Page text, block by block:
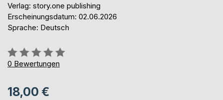
Verlag: story.one publishing
Erscheinungsdatum: 02.06.2026
Sprache: Deutsch
Bewertung::
0%
0 Bewertungen
18,00 €